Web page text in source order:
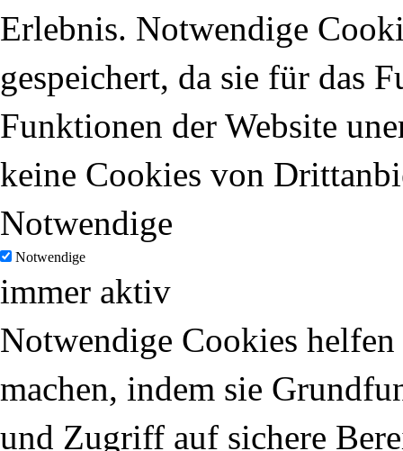
Erlebnis. Notwendige
gespeichert, da sie für das
Funktionen der Website
keine Cookies von
Notwendige
Notwendige
immer aktiv
Notwendige Cookies
machen, indem sie
und Zugriff auf sichere